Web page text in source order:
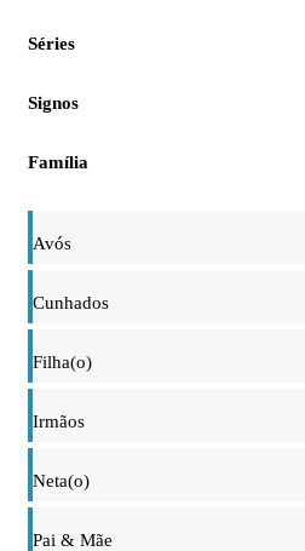
Séries
Signos
Família
Avós
Cunhados
Filha(o)
Irmãos
Neta(o)
Pai & Mãe